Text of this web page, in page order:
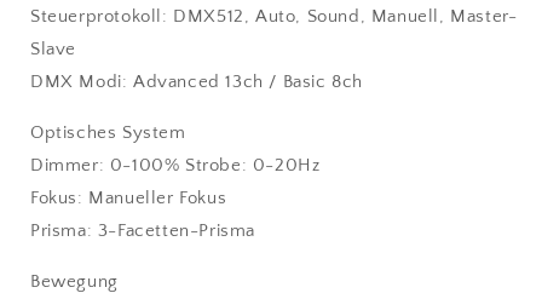
Steuerprotokoll: DMX512, Auto, Sound, Manuell, Master-
Slave
DMX Modi: Advanced 13ch / Basic 8ch
Optisches System
Dimmer: 0-100% Strobe: 0-20Hz
Fokus: Manueller Fokus
Prisma: 3-Facetten-Prisma
Bewegung